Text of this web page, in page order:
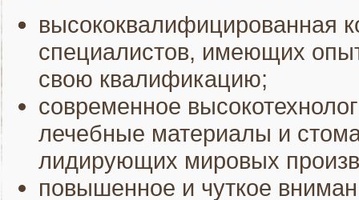
высококвалифицированная
специалистов, имеющих
свою квалификацию;
современное
лечебные материалы и
лидирующих мировых
повышенное и чуткое